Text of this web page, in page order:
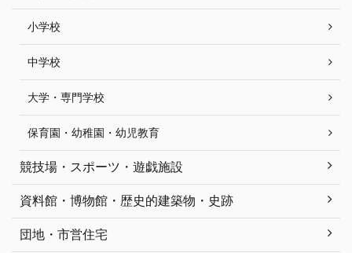
小学校
中学校
大学・専門学校
保育園・幼稚園・幼児教育
競技場・スポーツ・遊戯施設
資料館・博物館・歴史的建築物・史跡
団地・市営住宅